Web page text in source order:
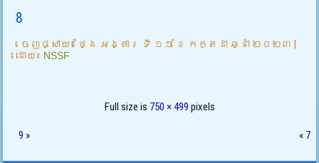
8
ចេញផ្សាយ៖ ថ្ងៃ អង្គារ ទី ១១ ខែ កក្តដា ឆ្នាំ ២០២៣
ដោយ៖ NSSF
Full size is 750 × 499 pixels
9 » « 7